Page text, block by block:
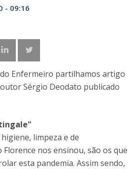
- 09:16
Enfermeiro partilhamos artigo
Sérgio Deodato publicado
limpeza e de
nos ensinou, são os que
esta pandemia. Assim sendo,